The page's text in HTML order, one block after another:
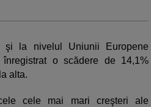
şi la nivelul Uniunii Europene
o scădere de 14,1%
alta.
cele mai mari creşteri ale